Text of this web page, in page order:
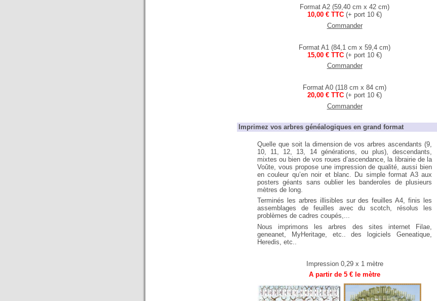
Format A2 (59,40 cm x 42 cm)
10,00 € TTC (+ port 10 €)
Commander
Format A1 (84,1 cm x 59,4 cm)
15,00 € TTC (+ port 10 €)
Commander
Format A0 (118 cm x 84 cm)
20,00 € TTC (+ port 10 €)
Commander
Imprimez vos arbres généalogiques en grand format
Quelle que soit la dimension de vos arbres ascendants (9,
10, 11, 12, 13, 14 générations, ou plus), descendants,
mixtes ou bien de vos roues d’ascendance, la librairie de la
Voûte, vous propose une impression de qualité, aussi bien
en couleur qu’en noir et blanc. Du simple format A3 aux
posters géants sans oublier les banderoles de plusieurs
mètres de long.
Terminés les arbres illisibles sur des feuilles A4, finis les
assemblages de feuilles avec du scotch, résolus les
problèmes de cadres coupés,...
Nous imprimons les arbres des sites internet Filae,
geneanet, MyHeritage, etc.. des logiciels Geneatique,
Heredis, etc..
Impression 0,29 x 1 mètre
A partir de 5 € le mètre